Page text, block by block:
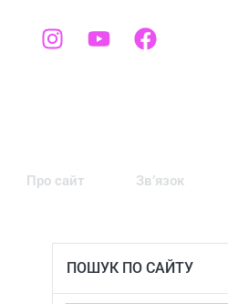
Про сайт Зв’язок
ПОШУК ПО САЙТУ